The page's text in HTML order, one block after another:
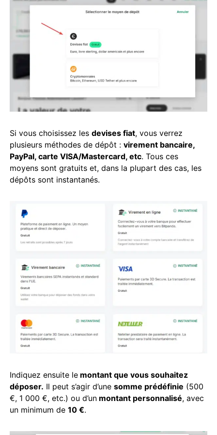
Si vous choisissez les devises fiat, vous verrez
plusieurs méthodes de dépôt : virement bancaire,
PayPal, carte VISA/Mastercard, etc. Tous ces
moyens sont gratuits et, dans la plupart des cas, les
dépôts sont instantanés.
Indiquez ensuite le montant que vous souhaitez
déposer. Il peut s’agir d’une somme prédéfinie (500
€, 1 000 €, etc.) ou d’un montant personnalisé, avec
un minimum de 10 €.